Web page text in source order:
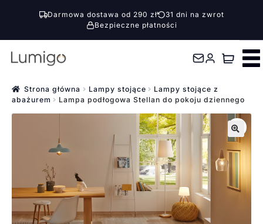
Darmowa dostawa od 290 zł
31 dni na zwrot
Bezpieczne płatności
Przejdź
nawigacji
Przejdź
treści Strona główna Lampy stojące
Lampy stojące z
abażurem
Lampa podłogowa Stellan do pokoju dziennego
🔍